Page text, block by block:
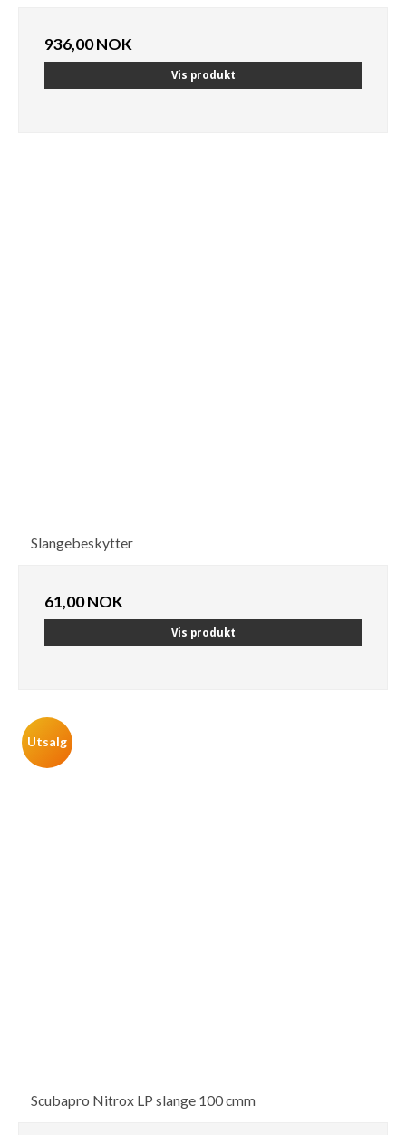
936,00 NOK
Vis produkt
Slangebeskytter
61,00 NOK
Vis produkt
Utsalg
Scubapro Nitrox LP slange 100 cmm